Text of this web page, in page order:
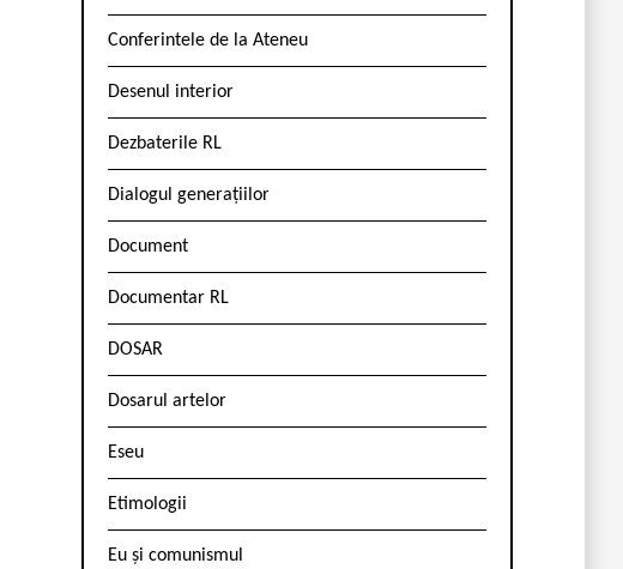
Conferintele de la Ateneu
Desenul interior
Dezbaterile RL
Dialogul generațiilor
Document
Documentar RL
DOSAR
Dosarul artelor
Eseu
Etimologii
Eu și comunismul